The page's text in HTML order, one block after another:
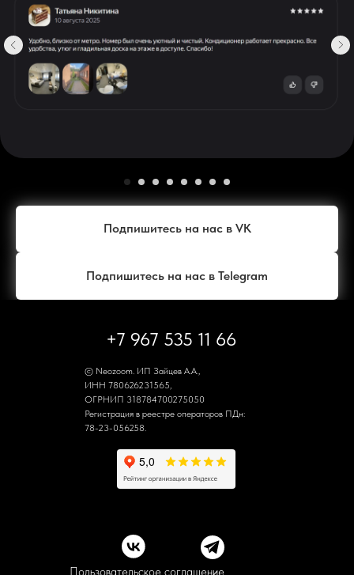
Подпишитесь на нас в VK
Подпишитесь на нас в Telegram
© Neozoom. ИП Зайцев А.А.,
ИНН 780626231565,
ОГРНИП 318784700275050
Регистрация в реестре операторов ПДн:
78-23-056258.
Пользовательское соглашение
+7 967 535 11 66